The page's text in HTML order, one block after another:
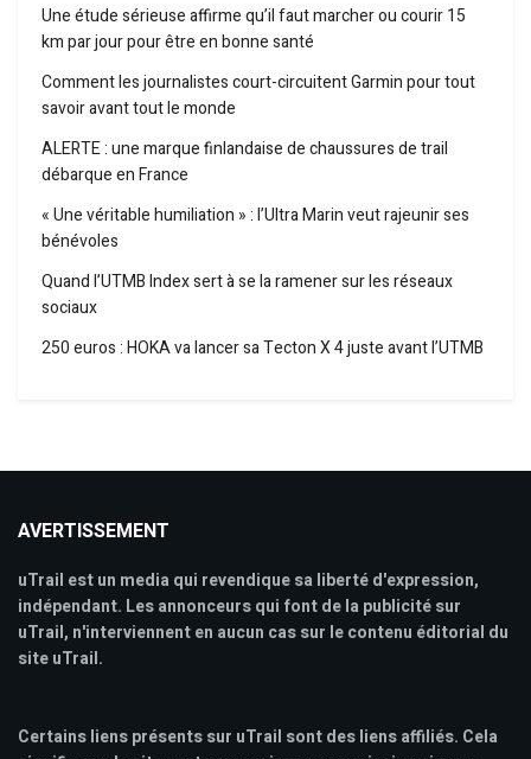
Une étude sérieuse affirme qu’il faut marcher ou courir 15
km par jour pour être en bonne santé
Comment les journalistes court-circuitent Garmin pour tout
savoir avant tout le monde
ALERTE : une marque finlandaise de chaussures de trail
débarque en France
« Une véritable humiliation » : l’Ultra Marin veut rajeunir ses
bénévoles
Quand l’UTMB Index sert à se la ramener sur les réseaux
sociaux
250 euros : HOKA va lancer sa Tecton X 4 juste avant l’UTMB
AVERTISSEMENT
uTrail est un media qui revendique sa liberté d'expression,
indépendant. Les annonceurs qui font de la publicité sur
uTrail, n'interviennent en aucun cas sur le contenu éditorial du
site uTrail.
Certains liens présents sur uTrail sont des liens affiliés. Cela